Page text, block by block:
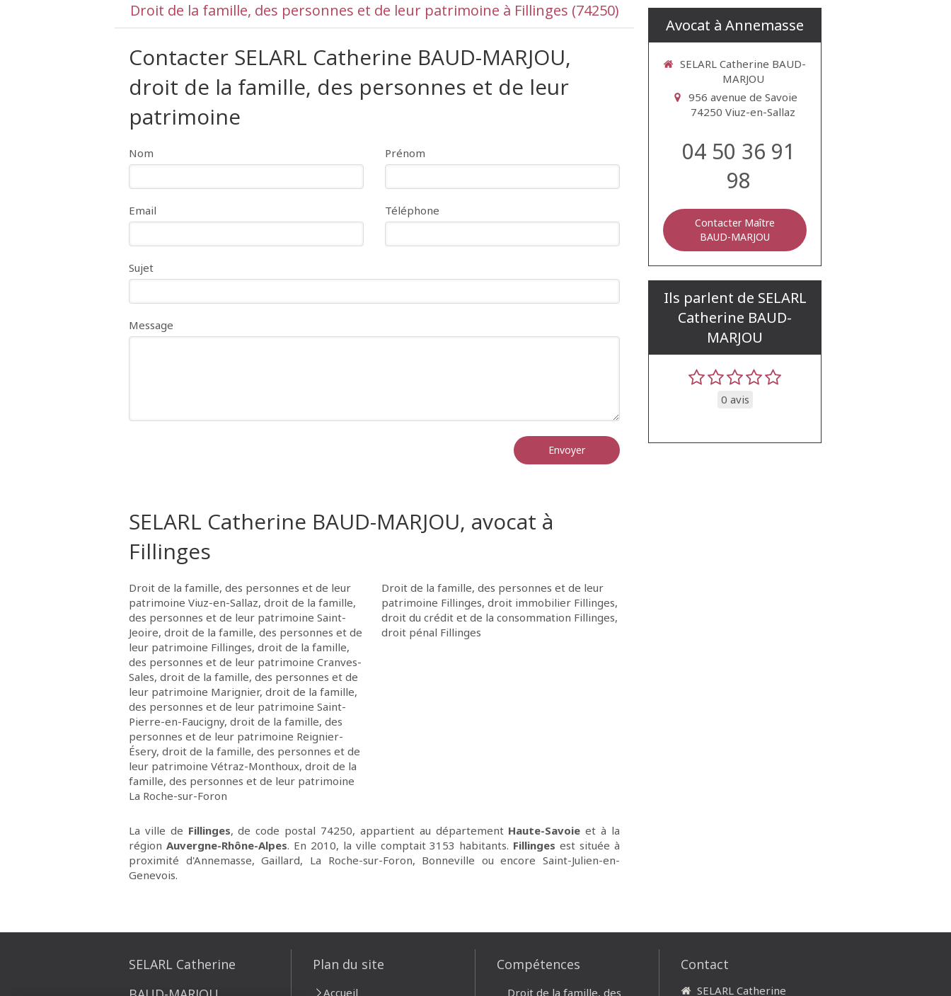
Droit de la famille, des personnes et de leur patrimoine à Fillinges (74250)
Contacter SELARL Catherine BAUD-MARJOU,
droit de la famille, des personnes et de leur
patrimoine
Nom Prénom
Email Téléphone
Sujet
Message
Envoyer
SELARL Catherine BAUD-MARJOU, avocat à
Fillinges
Droit de la famille, des personnes et de leur
patrimoine Viuz-en-Sallaz, droit de la famille,
des personnes et de leur patrimoine Saint-
Jeoire, droit de la famille, des personnes et de
leur patrimoine Fillinges, droit de la famille,
des personnes et de leur patrimoine Cranves-
Sales, droit de la famille, des personnes et de
leur patrimoine Marignier, droit de la famille,
des personnes et de leur patrimoine Saint-
Pierre-en-Faucigny, droit de la famille, des
personnes et de leur patrimoine Reignier-
Ésery, droit de la famille, des personnes et de
leur patrimoine Vétraz-Monthoux, droit de la
famille, des personnes et de leur patrimoine
La Roche-sur-Foron
Droit de la famille, des personnes et de leur
patrimoine Fillinges, droit immobilier Fillinges,
droit du crédit et de la consommation Fillinges,
droit pénal Fillinges
La ville de Fillinges, de code postal 74250, appartient au département Haute-Savoie et à la
région Auvergne-Rhône-Alpes. En 2010, la ville comptait 3153 habitants. Fillinges est située à
proximité d'Annemasse, Gaillard, La Roche-sur-Foron, Bonneville ou encore Saint-Julien-en-
Genevois.
Avocat à Annemasse
SELARL Catherine BAUD-
MARJOU
956 avenue de Savoie
74250 Viuz-en-Sallaz
04 50 36 91
98
Contacter Maître
BAUD-MARJOU
Ils parlent de SELARL
Catherine BAUD-
MARJOU
0 avis
SELARL Catherine
Plan du site
Accueil
Compétences
Droit de la famille, des
Contact
SELARL Catherine